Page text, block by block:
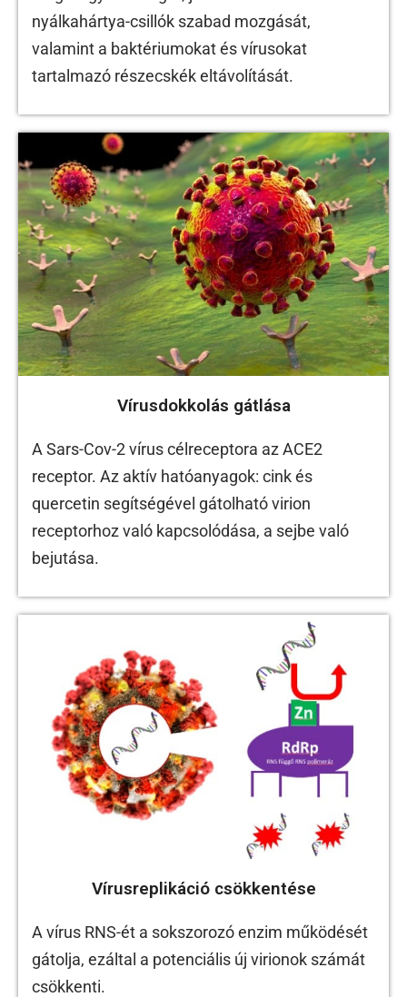
nyálkahártya-csillók szabad mozgását,
valamint a baktériumokat és vírusokat
tartalmazó részecskék eltávolítását.
Vírusdokkolás gátlása
A Sars-Cov-2 vírus célreceptora az ACE2
receptor. Az aktív hatóanyagok: cink és
quercetin segítségével gátolható virion
receptorhoz való kapcsolódása, a sejbe való
bejutása.
Vírusreplikáció csökkentése
A vírus RNS-ét a sokszorozó enzim működését
gátolja, ezáltal a potenciális új virionok számát
csökkenti.